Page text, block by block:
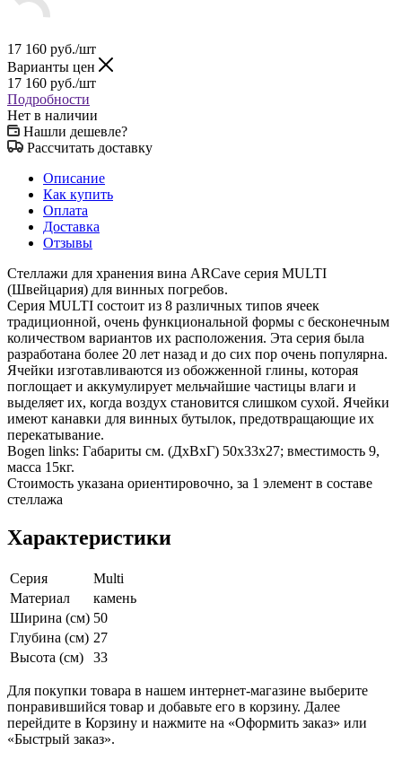
17 160 руб./шт
Варианты цен
17 160 руб./шт
Подробности
Нет в наличии
Нашли дешевле?
Рассчитать доставку
Описание
Как купить
Оплата
Доставка
Отзывы
Стеллажи для хранения вина ARCave серия MULTI
(Швейцария) для винных погребов.
Серия MULTI состоит из 8 различных типов ячеек
традиционной, очень функциональной формы с бесконечным
количеством вариантов их расположения. Эта серия была
разработана более 20 лет назад и до сих пор очень популярна.
Ячейки изготавливаются из обожженной глины, которая
поглощает и аккумулирует мельчайшие частицы влаги и
выделяет их, когда воздух становится слишком сухой. Ячейки
имеют канавки для винных бутылок, предотвращающие их
перекатывание.
Bogen links: Габариты см. (ДхВхГ) 50х33х27; вместимость 9,
масса 15кг.
Стоимость указана ориентировочно, за 1 элемент в составе
стеллажа
Характеристики
Серия
Multi
Материал
камень
Ширина (см) 50
Глубина (см) 27
Высота (см)
33
Для покупки товара в нашем интернет-магазине выберите
понравившийся товар и добавьте его в корзину. Далее
перейдите в Корзину и нажмите на «Оформить заказ» или
«Быстрый заказ».